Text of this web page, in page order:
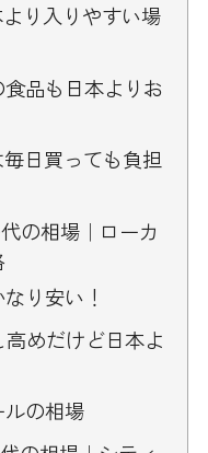
り入りやすい場
品も日本よりお
日買っても負担
の相場｜ローカ
り安い！
めだけど日本よ
の相場